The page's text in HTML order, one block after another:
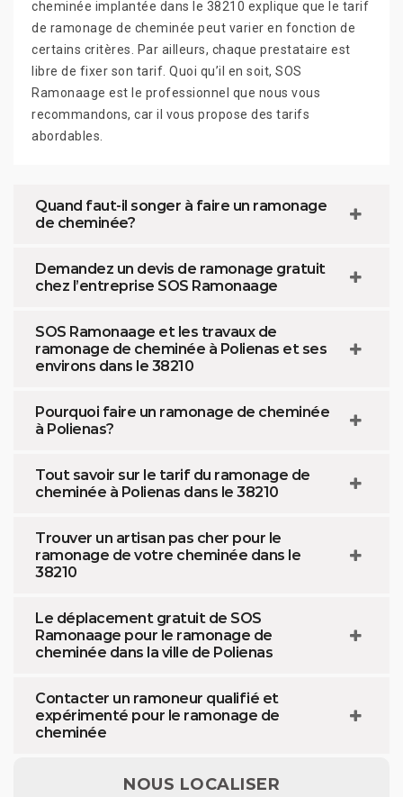
cheminée implantée dans le 38210 explique que le tarif
de ramonage de cheminée peut varier en fonction de
certains critères. Par ailleurs, chaque prestataire est
libre de fixer son tarif. Quoi qu’il en soit, SOS
Ramonaage est le professionnel que nous vous
recommandons, car il vous propose des tarifs
abordables.
Quand faut-il songer à faire un ramonage
de cheminée?
Demandez un devis de ramonage gratuit
chez l’entreprise SOS Ramonaage
SOS Ramonaage et les travaux de
ramonage de cheminée à Polienas et ses
environs dans le 38210
Pourquoi faire un ramonage de cheminée
à Polienas?
Tout savoir sur le tarif du ramonage de
cheminée à Polienas dans le 38210
Trouver un artisan pas cher pour le
ramonage de votre cheminée dans le
38210
Le déplacement gratuit de SOS
Ramonaage pour le ramonage de
cheminée dans la ville de Polienas
Contacter un ramoneur qualifié et
expérimenté pour le ramonage de
cheminée
NOUS LOCALISER